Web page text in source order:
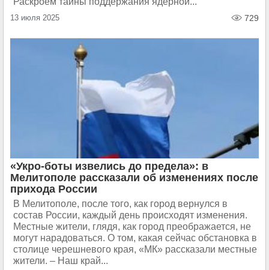
13 июля 2025 729
«Укро-боты извелись до предела»: в
Мелитополе рассказали об изменениях после
прихода России
В Мелитополе, после того, как город вернулся в
состав России, каждый день происходят изменения.
Местные жители, глядя, как город преображается, не
могут нарадоваться. О том, какая сейчас обстановка в
столице черешневого края, «МК» рассказали местные
жители. – Наш край...